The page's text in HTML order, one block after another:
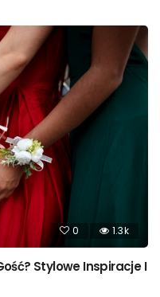
0 1.3k
Stylowe Inspiracje I